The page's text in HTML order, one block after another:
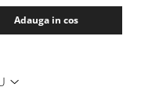
Adauga in cos